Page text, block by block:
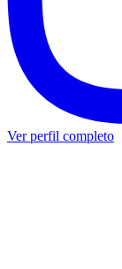
Ver perfil completo